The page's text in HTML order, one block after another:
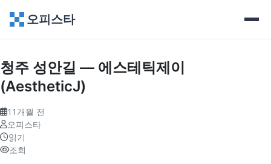
오피스타
청주 성안길 — 에스테틱제이
(AestheticJ)
11개월 전
오피스타
읽기
조회